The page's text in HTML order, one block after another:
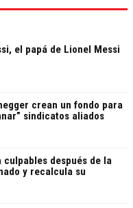
el papá de Lionel Messi
crean un fondo para
sindicatos aliados
culpables después de la
y recalcula su